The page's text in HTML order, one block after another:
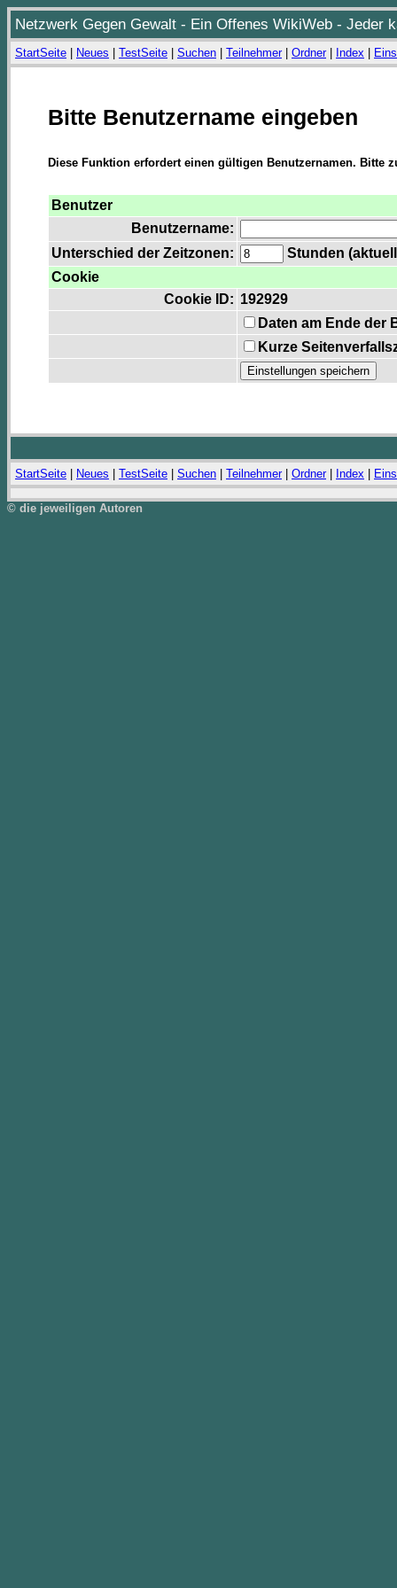
Netzwerk Gegen Gewalt - Ein Offenes WikiWeb - Jeder
StartSeite Neues TestSeite Suchen Teilnehmer| Ordner| Index
Bitte Benutzername eingeben
Diese Funktion erfordert einen gültigen Benutzernamen. Bitte
Benutzer
Benutzername:
Unterschied der Zeitzonen:
Stunden
Cookie
Cookie ID: 192929
Daten am Ende der
Kurze
StartSeite Neues TestSeite Suchen Teilnehmer| Ordner| Index
© die jeweiligen Autoren